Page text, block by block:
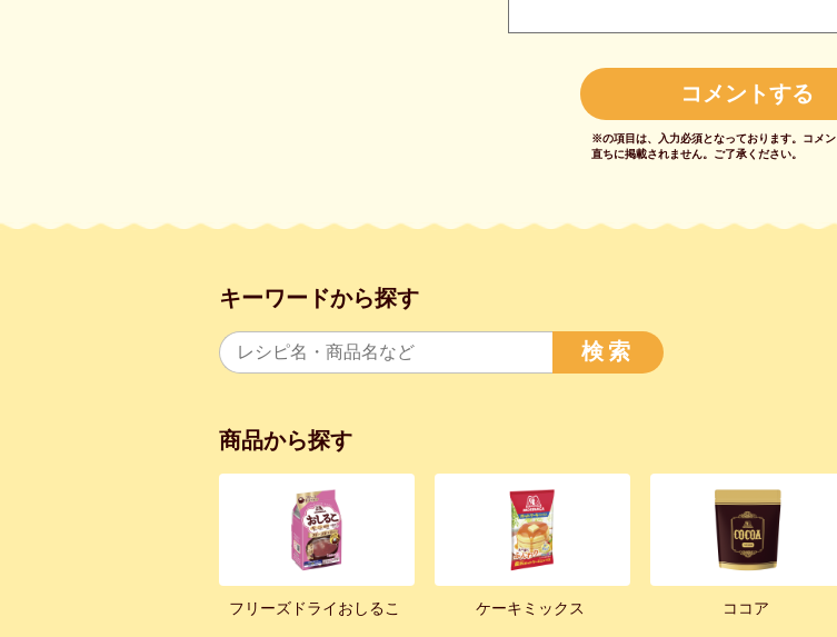
※の項目は、入力必須となっております。 コメ
直ちに掲載されません。 ご了承ください。
キーワードから探す
検索
商品から探す
フリーズドライおしるこ ケーキミックス ココア